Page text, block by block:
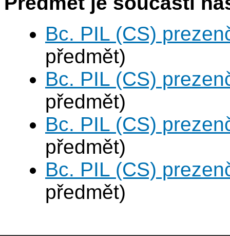
Bc. PIL (CS)
předmět)
Bc. PIL (CS)
předmět)
Bc. PIL (CS)
předmět)
Bc. PIL (CS)
předmět)